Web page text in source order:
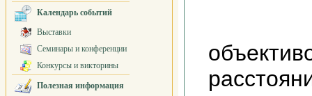
Календарь событий
Выставки
Семинары и конференции
Конкурсы и викторины
Полезная информация